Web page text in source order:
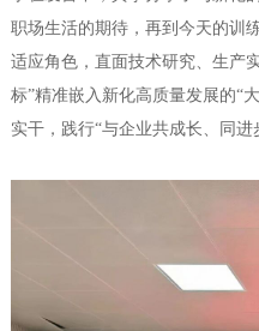
职场生活的期待，再到今天的训
适应角色，直面技术研究、生产
标”精准嵌入新化高质量发展的“
实干，践行“与企业共成长、同进